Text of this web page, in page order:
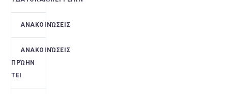
ΑΝΑΚΟΙΝΏΣΕΙΣ
ΑΝΑΚΟΙΝΏΣΕΙΣ
ΠΡΏΗΝ
ΤΕΙ